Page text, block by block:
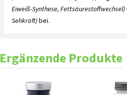
Eiweiß-Synthese, Fettsäurestoffwechsel)
Sehkraft)bei.
Ergänzende Produkte